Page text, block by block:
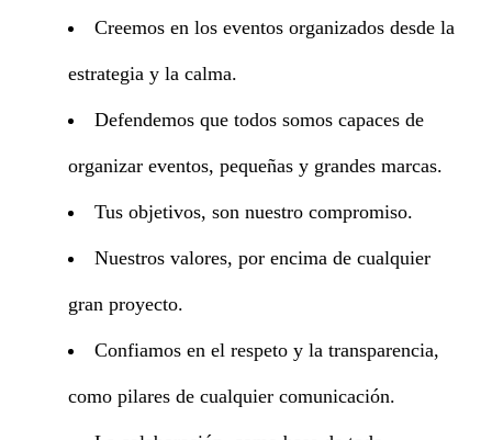
Creemos en los eventos organizados desde la
estrategia y la calma.
Defendemos que todos somos capaces de
organizar eventos, pequeñas y grandes marcas.
Tus objetivos, son nuestro compromiso.
Nuestros valores, por encima de cualquier
gran proyecto.
Confiamos en el respeto y la transparencia,
como pilares de cualquier comunicación.